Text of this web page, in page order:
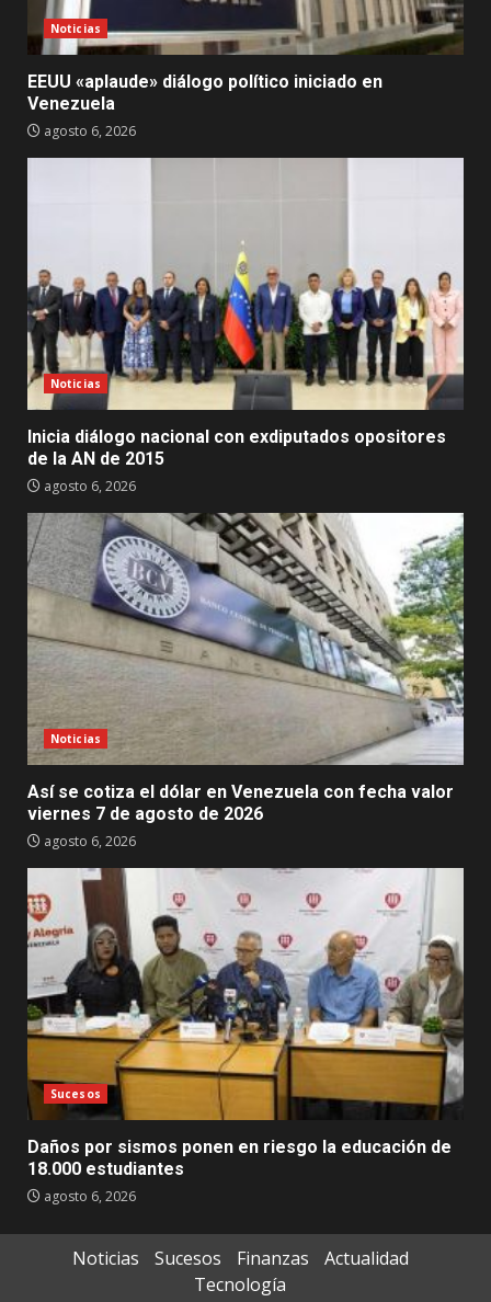
Noticias
EEUU «aplaude» diálogo político iniciado en
Venezuela
agosto 6, 2026
Noticias
Inicia diálogo nacional con exdiputados opositores
de la AN de 2015
agosto 6, 2026
Noticias
Así se cotiza el dólar en Venezuela con fecha valor
viernes 7 de agosto de 2026
agosto 6, 2026
Sucesos
Daños por sismos ponen en riesgo la educación de
18.000 estudiantes
agosto 6, 2026
Noticias Sucesos Finanzas
Actualidad
Tecnología